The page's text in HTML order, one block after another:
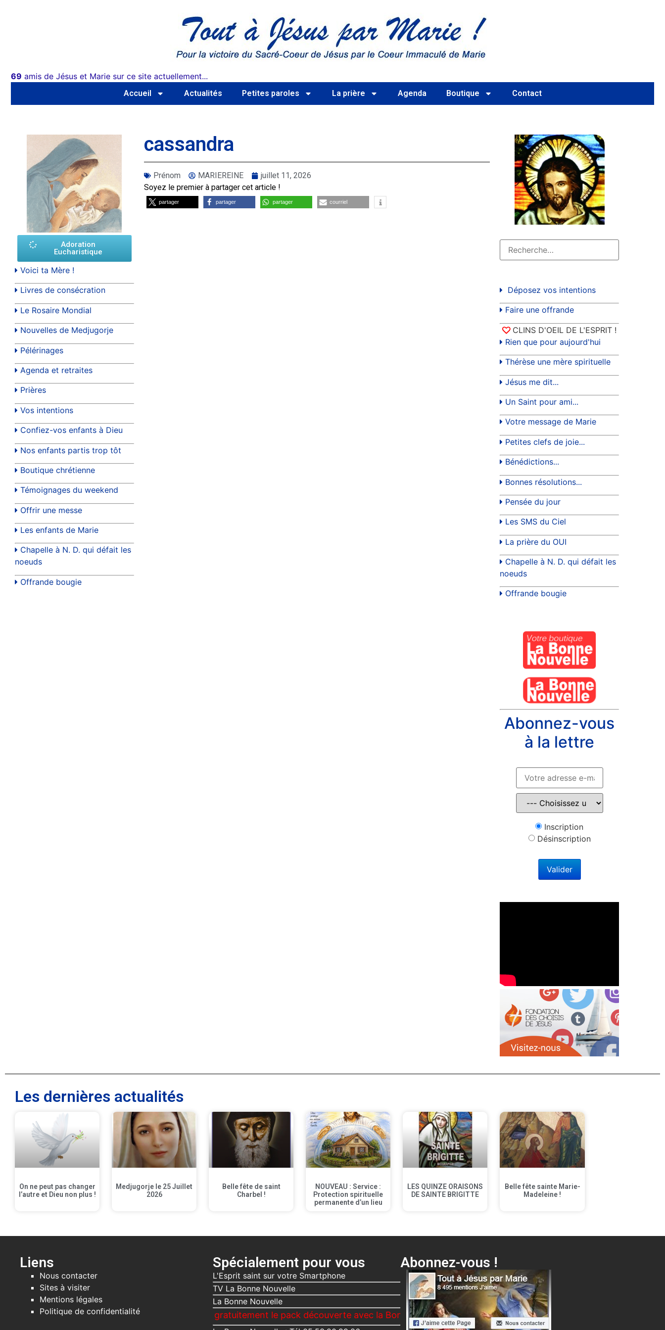
69 amis de Jésus et Marie sur ce site actuellement...
Accueil Actualités Petites paroles La prière Agenda Boutique Contact
Adoration
Eucharistique
Voici ta Mère !
Livres de consécration
Le Rosaire Mondial
Nouvelles de Medjugorje
Pélérinages
Agenda et retraites
Prières
Vos intentions
Confiez-vos enfants à Dieu
Nos enfants partis trop tôt
Boutique chrétienne
Témoignages du weekend
Offrir une messe
Les enfants de Marie
Chapelle à N. D. qui défait les
noeuds
Offrande bougie
cassandra
Prénom MARIEREINE
juillet 11, 2026
Soyez le premier à partager cet article !
partager partager partager courriel
Déposez vos intentions
Faire une offrande
CLINS D'OEIL DE L'ESPRIT !
Rien que pour aujourd'hui
Thérèse une mère spirituelle
Jésus me dit...
Un Saint pour ami...
Votre message de Marie
Petites clefs de joie...
Bénédictions...
Bonnes résolutions...
Pensée du jour
Les SMS du Ciel
La prière du OUI
Chapelle à N. D. qui défait les
noeuds
Offrande bougie
Abonnez-vous
à la lettre
Inscription
Désinscription
Les dernières actualités
On ne peut pas changer
l’autre et Dieu non plus !
Medjugorje le 25 Juillet
2026
Belle fête de saint
Charbel !
NOUVEAU : Service :
Protection spirituelle
permanente d’un lieu
LES QUINZE ORAISONS
DE SAINTE BRIGITTE
Belle fête sainte Marie-
Madeleine !
Liens
Nous contacter
Sites à visiter
Mentions légales
Politique de confidentialité
Spécialement pour vous
L'Esprit saint sur votre Smartphone
TV La Bonne Nouvelle
La Bonne Nouvelle
Recevez gratuitement le pack découverte avec la Bonne Nouvelle, Le Voici ta Mère + différentes surprises…
Abonnez-vous !